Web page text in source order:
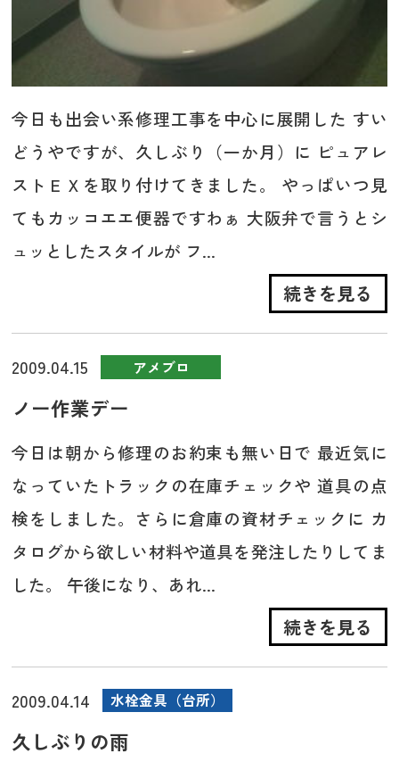
今日も出会い系修理工事を中心に展開した すい
どうやですが、久しぶり（一か月）に ピュアレ
ストＥＸを取り付けてきました。 やっぱいつ見
てもカッコエエ便器ですわぁ 大阪弁で言うとシ
ュッとしたスタイルが フ...
続きを見る
2009.04.15 アメブロ
ノー作業デー
今日は朝から修理のお約束も無い日で 最近気に
なっていたトラックの在庫チェックや 道具の点
検をしました。さらに倉庫の資材チェックに カ
タログから欲しい材料や道具を発注したりしてま
した。 午後になり、あれ...
続きを見る
2009.04.14 水栓金具（台所）
久しぶりの雨